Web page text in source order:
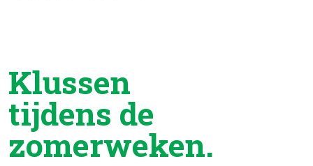
Klussen
tijdens de
zomerweken.